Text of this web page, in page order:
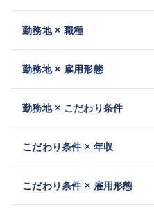
勤務地 × 職種
勤務地 × 雇用形態
勤務地 × こだわり条件
こだわり条件 × 年収
こだわり条件 × 雇用形態